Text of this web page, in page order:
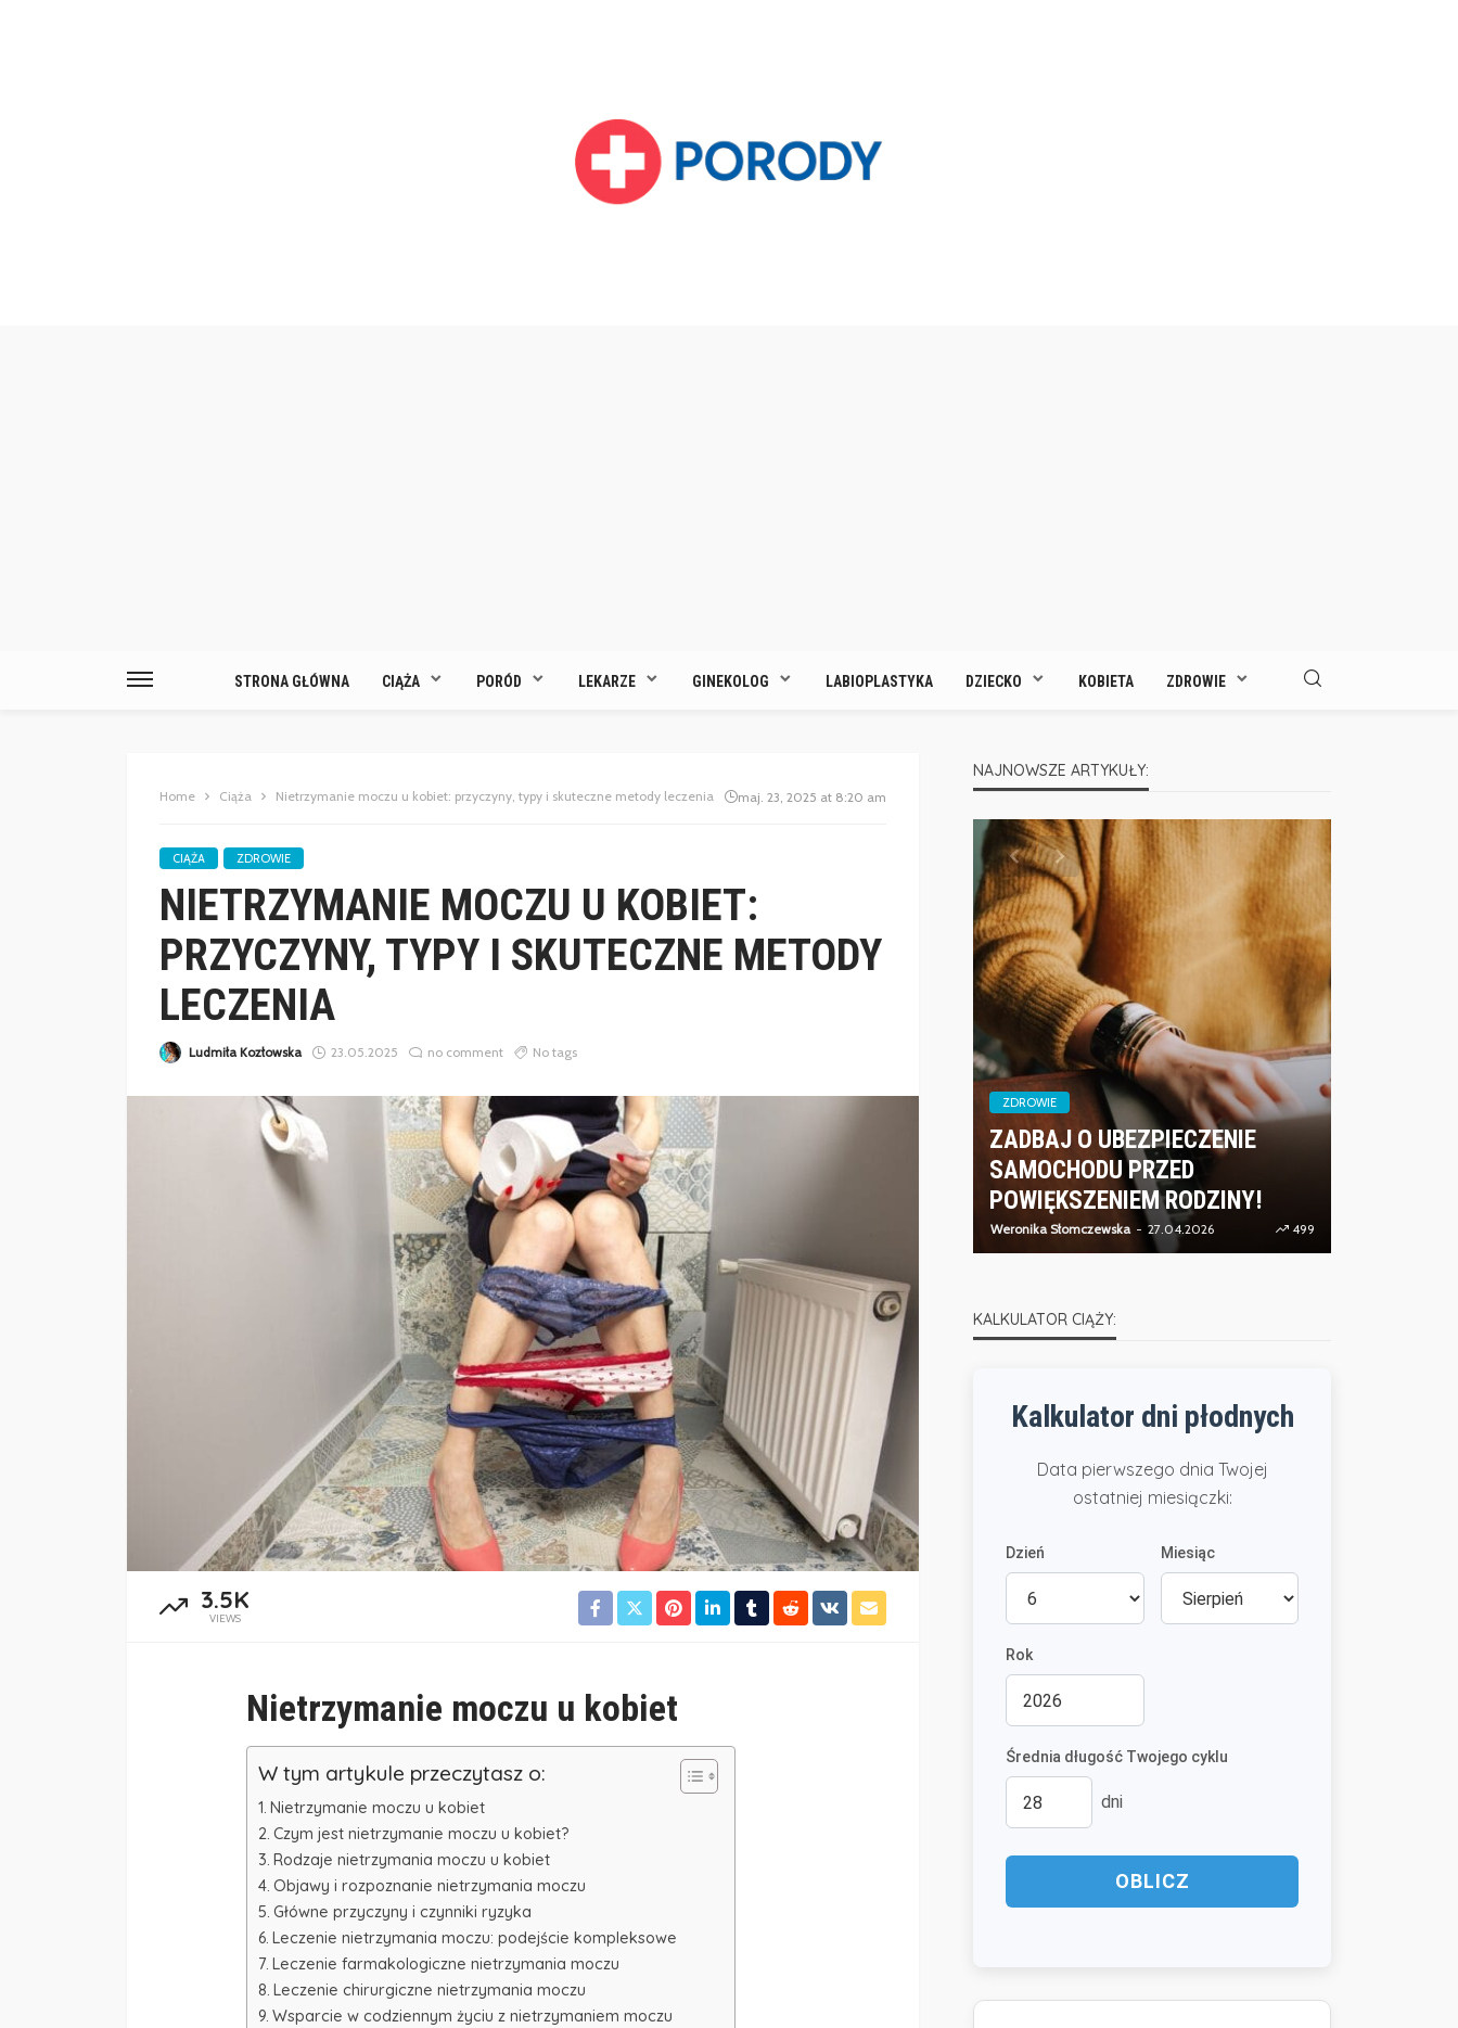
STRONA GŁÓWNA CIĄŻA PORÓD LEKARZE GINEKOLOG LABIOPLASTYKA DZIECKO KOBIETA ZDROWIE
Home Ciąża Nietrzymanie moczu u kobiet: przyczyny, typy i skuteczne metody leczenia maj. 23, 2025 at 8:20 am
CIĄŻA ZDROWIE
NIETRZYMANIE MOCZU U KOBIET:
PRZYCZYNY, TYPY I SKUTECZNE METODY
LECZENIA
Ludmiła Kozłowska 23.05.2025 no comment No tags
3.5K
VIEWS
Nietrzymanie moczu u kobiet
W tym artykule przeczytasz o:
Nietrzymanie moczu u kobiet
Czym jest nietrzymanie moczu u kobiet?
Rodzaje nietrzymania moczu u kobiet
Objawy i rozpoznanie nietrzymania moczu
Główne przyczyny i czynniki ryzyka
Leczenie nietrzymania moczu: podejście kompleksowe
Leczenie farmakologiczne nietrzymania moczu
Leczenie chirurgiczne nietrzymania moczu
Wsparcie w codziennym życiu z nietrzymaniem moczu
NAJNOWSZE ARTYKUŁY:
ZDROWIE
GDZIE SPECJALIŚCI
ZAMAWIAJĄ MATERIAŁY
MEDYCZNE?
Weronika Słomczewska 27.03.2026 596
DZIECKO
GNIOTKI DLA DZIECI – MAŁA
ZABAWKA, WIELKA POMOC W
ROZWOJU I KONCENTRACJI
Weronika Słomczewska
ZDROWIE
ZADBAJ O UBEZPIECZENIE
SAMOCHODU PRZED
POWIĘKSZENIEM RODZINY!
Weronika Słomczewska 27.04.2026 499
KALKULATOR CIĄŻY:
Kalkulator dni płodnych
Data pierwszego dnia Twojej
ostatniej miesiączki:
Dzień Miesiąc
Rok
Średnia długość Twojego cyklu
dni
OBLICZ